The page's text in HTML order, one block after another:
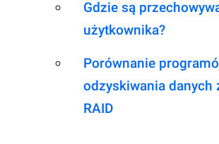
Gdzie są
użytkownika?
Porównanie
odzyskiwania danych
RAID